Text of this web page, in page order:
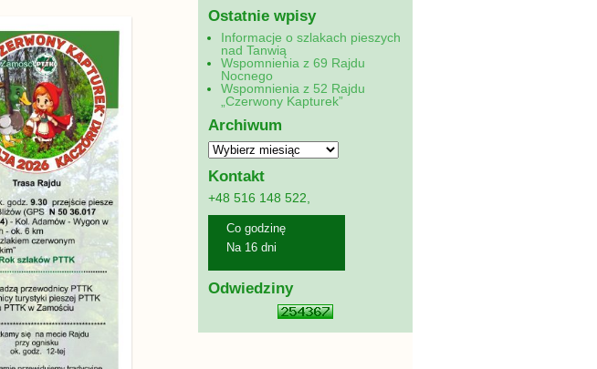
Ostatnie wpisy
Informacje o szlakach pieszych
nad Tanwią
Wspomnienia z 69 Rajdu
Nocnego
Wspomnienia z 52 Rajdu
„Czerwony Kapturek”
Archiwum
Kontakt
+48 516 148 522,
Co godzinę
Na 16 dni
Odwiedziny